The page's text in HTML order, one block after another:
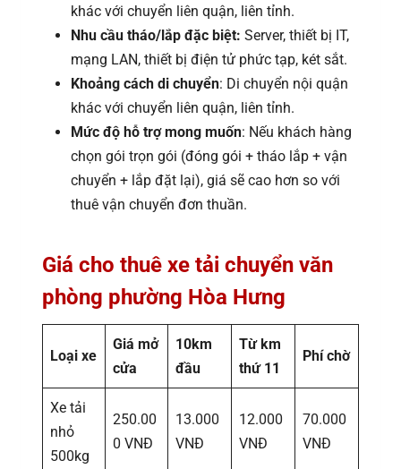
khác với chuyển liên quận, liên tỉnh.
Nhu cầu tháo/lắp đặc biệt: Server, thiết bị IT,
mạng LAN, thiết bị điện tử phức tạp, két sắt.
Khoảng cách di chuyển: Di chuyển nội quận
khác với chuyển liên quận, liên tỉnh.
Mức độ hỗ trợ mong muốn: Nếu khách hàng
chọn gói trọn gói (đóng gói + tháo lắp + vận
chuyển + lắp đặt lại), giá sẽ cao hơn so với
thuê vận chuyển đơn thuần.
Giá cho thuê xe tải chuyển văn
phòng phường Hòa Hưng
Loại xe
Giá mở
cửa
10km
đầu
Từ km
thứ 11
Phí chờ
Xe tải
nhỏ
500kg
250.00
0 VNĐ
13.000
VNĐ
12.000
VNĐ
70.000
VNĐ